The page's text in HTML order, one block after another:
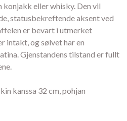
konjakk eller whisky. Den vil
statusbekreftende aksent ved
er bevart i utmerket
intakt, og sølvet har en
Gjenstandens tilstand er fullt
kanssa 32 cm, pohjan